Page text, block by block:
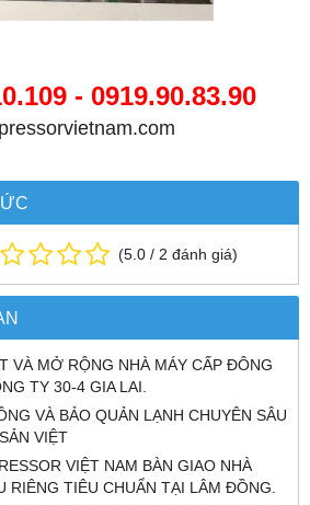
- 0919.90.83.90
(5.0 / 2 đánh giá)
VÀ MỞ RỘNG NHÀ MÁY CẤP ĐÔNG
TY 30-4 GIA LAI.
VÀ BẢO QUẢN LẠNH CHUYÊN SÂU
VIỆT
VIỆT NAM BÀN GIAO NHÀ
RIÊNG TIÊU CHUẨN TẠI LÂM ĐỒNG.